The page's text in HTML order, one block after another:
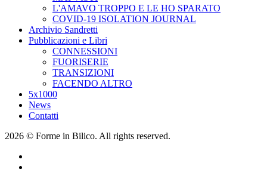
L'AMAVO TROPPO E LE HO SPARATO
COVID-19 ISOLATION JOURNAL
Archivio Sandretti
Pubblicazioni e Libri
CONNESSIONI
FUORISERIE
TRANSIZIONI
FACENDO ALTRO
5x1000
News
Contatti
2026 © Forme in Bilico. All rights reserved.